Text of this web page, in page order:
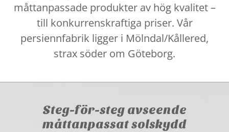
måttanpassade produkter av hög kvalitet –
till konkurrenskraftiga priser. Vår
persiennfabrik ligger i Mölndal/Kållered,
strax söder om Göteborg.
Steg-för-steg avseende
måttanpassat solskydd